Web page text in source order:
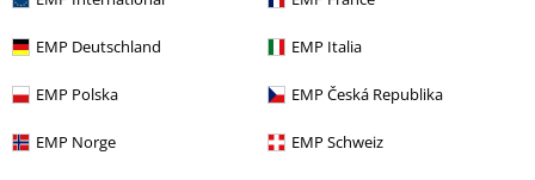
EMP Deutschland EMP Italia
EMP Polska EMP Česká Republika
EMP Norge EMP Schweiz
Greif einen 15%* Gutschein ab, wenn du dich